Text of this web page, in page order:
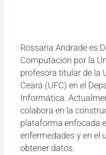
Rossana Andrade es
Computación por la
profesora titular de la
Ceará (UFC) en el
Informática.
colabora en la
plataforma enfocada
enfermedades y en el
obtener datos.